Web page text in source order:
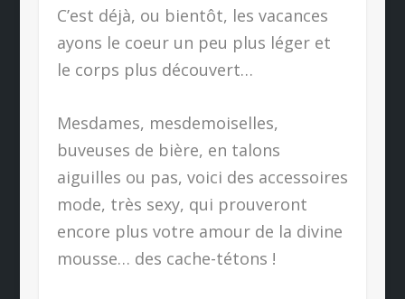
C’est déjà, ou bientôt, les vacances
ayons le coeur un peu plus léger et
le corps plus découvert…
Mesdames, mesdemoiselles,
buveuses de bière, en talons
aiguilles ou pas, voici des accessoires
mode, très sexy, qui prouveront
encore plus votre amour de la divine
mousse… des cache-tétons !